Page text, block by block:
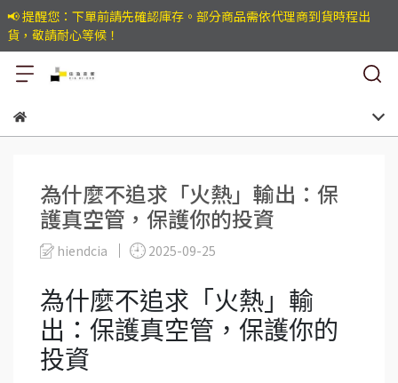
📢 提醒您：下單前請先確認庫存。部分商品需依代理商到貨時程出
貨，敬請耐心等候！
為什麼不追求「火熱」輸出：保
護真空管，保護你的投資
hiendcia 2025-09-25
為什麼不追求「火熱」輸
出：保護真空管，保護你的
投資